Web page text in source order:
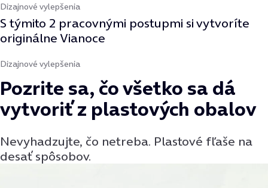
Dizajnové vylepšenia
S týmito 2 pracovnými postupmi si vytvoríte
originálne Vianoce
Dizajnové vylepšenia
Pozrite sa, čo všetko sa dá
vytvoriť z plastových obalov
Nevyhadzujte, čo netreba. Plastové fľaše na
desať spôsobov.